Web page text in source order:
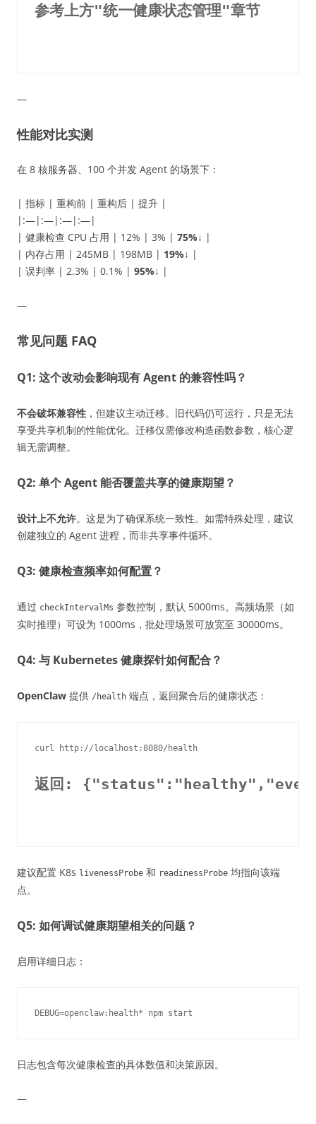
参考上方"统一健康状态管理"章节
—
性能对比实测
在 8 核服务器、100 个并发 Agent 的场景下：
| 指标 | 重构前 | 重构后 | 提升 |
|:—|:—|:—|:—|
| 健康检查 CPU 占用 | 12% | 3% | 75%↓ |
| 内存占用 | 245MB | 198MB | 19%↓ |
| 误判率 | 2.3% | 0.1% | 95%↓ |
—
常见问题 FAQ
Q1: 这个改动会影响现有 Agent 的兼容性吗？
不会破坏兼容性 ，但建议主动迁移。旧代码仍可运行，只是无法
享受共享机制的性能优化。迁移仅需修改构造函数参数，核心逻
辑无需调整。
Q2: 单个 Agent 能否覆盖共享的健康期望？
设计上不允许。这是为了确保系统一致性。如需特殊处理，建议
创建独立的 Agent 进程，而非共享事件循环。
Q3: 健康检查频率如何配置？
通过 checkIntervalMs 参数控制，默认 5000ms。高频场景（如
实时推理）可设为 1000ms，批处理场景可放宽至 30000ms。
Q4: 与 Kubernetes 健康探针如何配合？
OpenClaw 提供 /health 端点，返回聚合后的健康状态：
返回:
建议配置 K8s livenessProbe 和 readinessProbe 均指向该端
点。
Q5: 如何调试健康期望相关的问题？
启用详细日志：
日志包含每次健康检查的具体数值和决策原因。
—